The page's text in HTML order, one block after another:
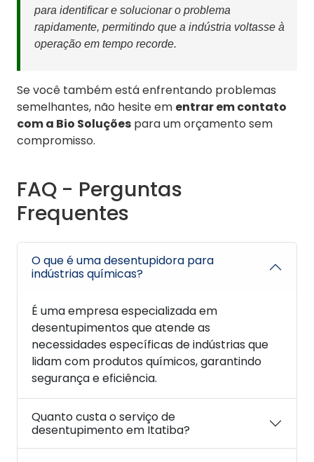
para identificar e solucionar o problema
rapidamente, permitindo que a indústria voltasse à
operação em tempo recorde.
Se você também está enfrentando problemas
semelhantes, não hesite em entrar em contato
com a Bio Soluções para um orçamento sem
compromisso.
FAQ - Perguntas
Frequentes
O que é uma desentupidora para
indústrias químicas?
É uma empresa especializada em
desentupimentos que atende as
necessidades específicas de indústrias que
lidam com produtos químicos, garantindo
segurança e eficiência.
Quanto custa o serviço de
desentupimento em Itatiba?